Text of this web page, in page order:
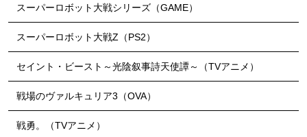
スーパーロボット大戦シリーズ（GAME）
スーパーロボット大戦Z（PS2）
セイント・ビースト～光陰叙事詩天使譚～（TVアニメ）
戦場のヴァルキュリア3（OVA）
戦勇。（TVアニメ）